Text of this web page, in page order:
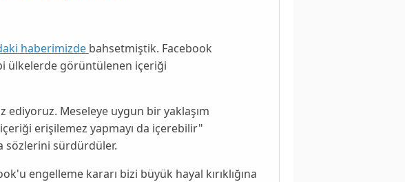
haberimizde bahsetmiştik. Facebook
ülkelerde görüntülenen içeriği
ediyoruz. Meseleye uygun biryaklaşım
erişilemez yapmayı da içerebilir"
sözlerini sürdürdüler.
engelleme kararı bizi büyük hayal kırıklığına